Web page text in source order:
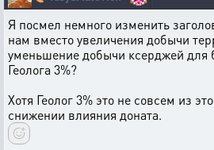
Я посмел немного изменить
нам вместо увеличения добычи
уменьшение добычи ксерджей для
Геолога 3%?
Хотя Геолог 3% это не совсем из
снижении влияния доната.